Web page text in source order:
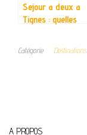
Sejour a deux a
Tignes : quelles
Catégorie Destinations
A PROPOS